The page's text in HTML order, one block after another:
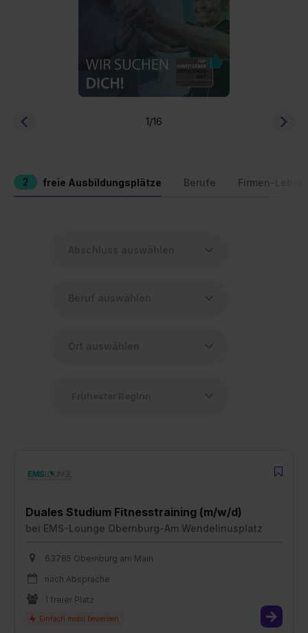
1/16
2 freie Ausbildungsplätze Berufe Firmen-
Duales Studium Fitnesstraining (m/w/d)
bei EMS-Lounge Obernburg-Am Wendelinusplatz
63785 Obernburg am Main
nach Absprache
1 freier Platz